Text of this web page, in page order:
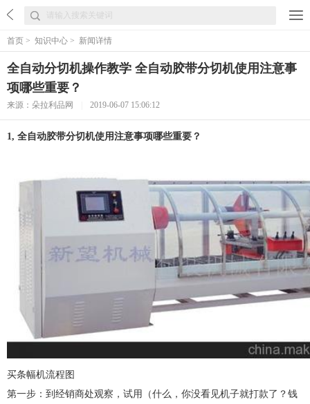
首页 > 知识中心 > 新闻详情
全自动分切机操作教学 全自动胶带分切机使用注意事
项哪些重要？
来源：朵拉利品网 2019-06-07 15:06:12
1, 全自动胶带分切机使用注意事项哪些重要？
买条幅机流程图
第一步：到经销商处观察，试用（什么，你没看见机子就打款了？钱